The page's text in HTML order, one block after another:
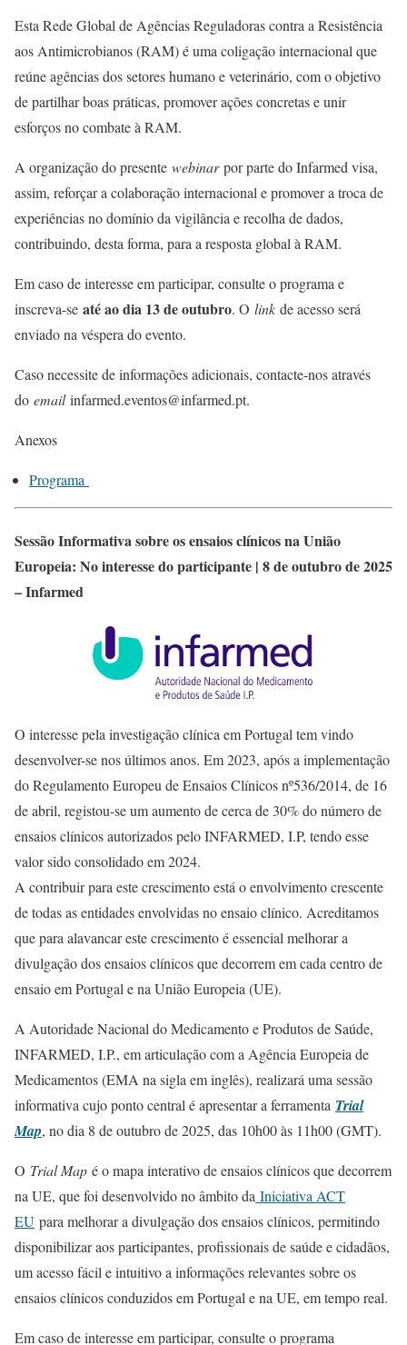
Esta Rede Global de Agências Reguladoras contra a Resistência
aos Antimicrobianos (RAM) é uma coligação internacional que
reúne agências dos setores humano e veterinário, com o objetivo
de partilhar boas práticas, promover ações concretas e unir
esforços no combate à RAM.
A organização do presente webinarpor parte do Infarmed visa,
assim, reforçar a colaboração internacional e promover a troca de
experiências no domínio da vigilância e recolha de dados,
contribuindo, desta forma, para a resposta global à RAM.
Em caso de interesse em participar, consulte o programa e
inscreva-se até ao dia 13 de outubro. O link de acesso será
enviado na véspera do evento.
Caso necessite de informações adicionais, contacte-nos através
do emailinfarmed.eventos@infarmed.pt.
Anexos
Programa
Sessão Informativa sobre os ensaios clínicos na União
Europeia: No interesse do participante | 8 de outubro de 2025
– Infarmed
O interesse pela investigação clínica em Portugal tem vindo
desenvolver-se nos últimos anos. Em 2023, após a implementação
do Regulamento Europeu de Ensaios Clínicos nº536/2014, de 16
de abril, registou-se um aumento de cerca de 30% do número de
ensaios clínicos autorizados pelo INFARMED, I.P, tendo esse
valor sido consolidado em 2024.
A contribuir para este crescimento está o envolvimento crescente
de todas as entidades envolvidas no ensaio clínico. Acreditamos
que para alavancar este crescimento é essencial melhorar a
divulgação dos ensaios clínicos que decorrem em cada centro de
ensaio em Portugal e na União Europeia (UE).
A Autoridade Nacional do Medicamento e Produtos de Saúde,
INFARMED, I.P., em articulação com a Agência Europeia de
Medicamentos (EMA na sigla em inglês), realizará uma sessão
informativa cujo ponto central é apresentar a ferramenta Trial
Map, no dia 8 de outubro de 2025, das 10h00 às 11h00 (GMT).
O Trial Map é o mapa interativo de ensaios clínicos que decorrem
na UE, que foi desenvolvido no âmbito da Iniciativa ACT
EU para melhorar a divulgação dos ensaios clínicos, permitindo
disponibilizar aos participantes, profissionais de saúde e cidadãos,
um acesso fácil e intuitivo a informações relevantes sobre os
ensaios clínicos conduzidos em Portugal e na UE, em tempo real.
Em caso de interesse em participar, consulte o programa